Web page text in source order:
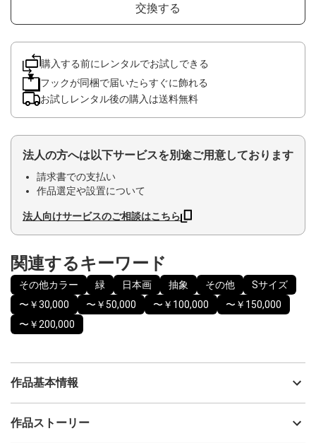
交換する
購入する前にレンタルでお試しできる
フックが同梱で届いたらすぐに飾れる
お試しレンタル後の購入は送料無料
法人の方へは以下サービスを別途ご用意しております
請求書での支払い
作品選定や設置について
法人向けサービスのご相談はこちら
関連するキーワード
その他カラー 緑 日本画 抽象 その他
Sサイズ
〜￥30,000
〜￥50,000 〜￥100,000
〜￥150,000
〜￥200,000
作品基本情報
出品者
作品ストーリー